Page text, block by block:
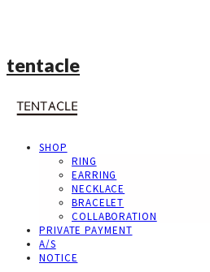
tentacle
SHOP
RING
EARRING
NECKLACE
BRACELET
COLLABORATION
PRIVATE PAYMENT
A/S
NOTICE